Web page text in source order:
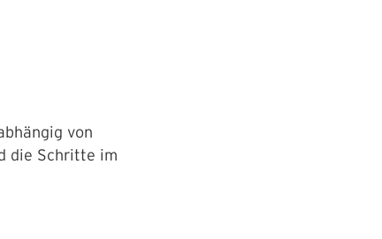
von
die Schritte im